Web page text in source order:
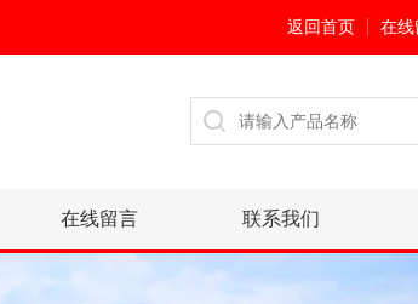
返回首页 在线
在线留言 联系我们